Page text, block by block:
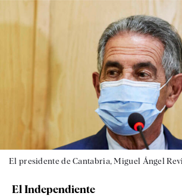
El presidente de Cantabria, Miguel Ángel
El Independiente